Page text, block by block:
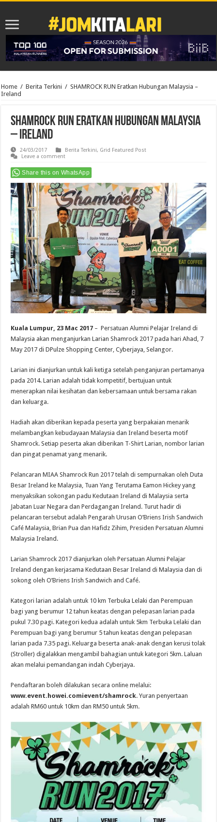
Home / Berita Terkini / SHAMROCK RUN Eratkan Hubungan Malaysia –
Ireland
SHAMROCK RUN Eratkan Hubungan Malaysia
– Ireland
24/03/2017 Berita Terkini, Grid Featured Post
Leave a comment
Share this on WhatsApp
Kuala Lumpur, 23 Mac 2017 – Persatuan Alumni Pelajar Ireland di
Malaysia akan menganjurkan Larian Shamrock 2017 pada hari Ahad, 7
May 2017 di DPulze Shopping Center, Cyberjaya, Selangor.
Larian ini dianjurkan untuk kali ketiga setelah penganjuran pertamanya
pada 2014. Larian adalah tidak kompetitif, bertujuan untuk
menerapkan nilai kesihatan dan kebersamaan untuk bersama rakan
dan keluarga.
Hadiah akan diberikan kepada peserta yang berpakaian menarik
melambangkan kebudayaan Malaysia dan Ireland beserta motif
Shamrock. Setiap peserta akan diberikan T-Shirt Larian, nombor larian
dan pingat penamat yang menarik.
Pelancaran MIAA Shamrock Run 2017 telah di sempurnakan oleh Duta
Besar Ireland ke Malaysia, Tuan Yang Terutama Eamon Hickey yang
menyaksikan sokongan padu Kedutaan Ireland di Malaysia serta
Jabatan Luar Negara dan Perdagangan Ireland. Turut hadir di
pelancaran tersebut adalah Pengarah Urusan O’Briens Irish Sandwich
Café Malaysia, Brian Pua dan Hafidz Zihim, Presiden Persatuan Alumni
Malaysia Ireland.
Larian Shamrock 2017 dianjurkan oleh Persatuan Alumni Pelajar
Ireland dengan kerjasama Kedutaan Besar Ireland di Malaysia dan di
sokong oleh O’Briens Irish Sandwich and Café.
Kategori larian adalah untuk 10 km Terbuka Lelaki dan Perempuan
bagi yang berumur 12 tahun keatas dengan pelepasan larian pada
pukul 7.30 pagi. Kategori kedua adalah untuk 5km Terbuka Lelaki dan
Perempuan bagi yang berumur 5 tahun keatas dengan pelepasan
larian pada 7.35 pagi. Keluarga beserta anak-anak dengan kerusi tolak
(Stroller) digalakkan mengambil bahagian untuk kategori 5km. Laluan
akan melalui pemandangan indah Cyberjaya.
Pendaftaran boleh dilakukan secara online melalui:
www.event.howei.comievent/shamrock. Yuran penyertaan
adalah RM60 untuk 10km dan RM50 untuk 5km.